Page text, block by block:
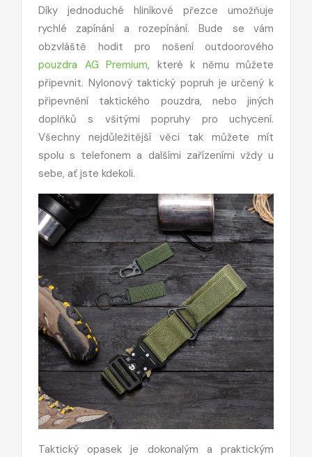
Díky jednoduché hliníkové přezce umožňuje
rychlé zapínání a rozepínání. Bude se vám
obzvláště hodit pro nošení outdoorového
pouzdra AG Premium, které k němu můžete
připevnit. Nylonový taktický popruh je určený k
připevnění taktického pouzdra, nebo jiných
doplňků s všitými popruhy pro uchycení.
Všechny nejdůležitější věci tak můžete mít
spolu s telefonem a dalšími zařízeními vždy u
sebe, ať jste kdekoli.
Taktický opasek je dokonalým a praktickým